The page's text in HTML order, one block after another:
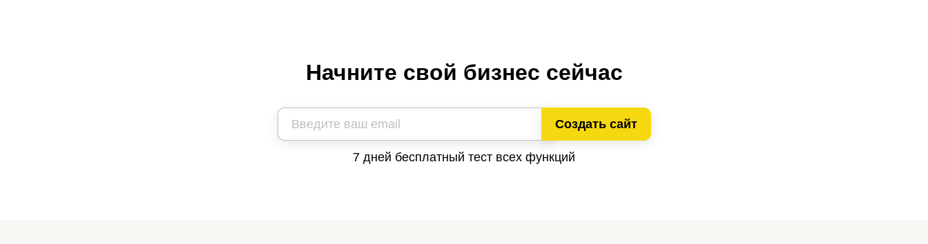
Начните свой бизнес сейчас
Создать сайт
7 дней бесплатный тест всех функций